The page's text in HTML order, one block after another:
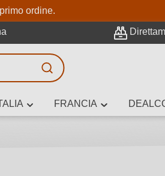
principale
principale
ordine.
FRANCIA
Ricerca avanzata